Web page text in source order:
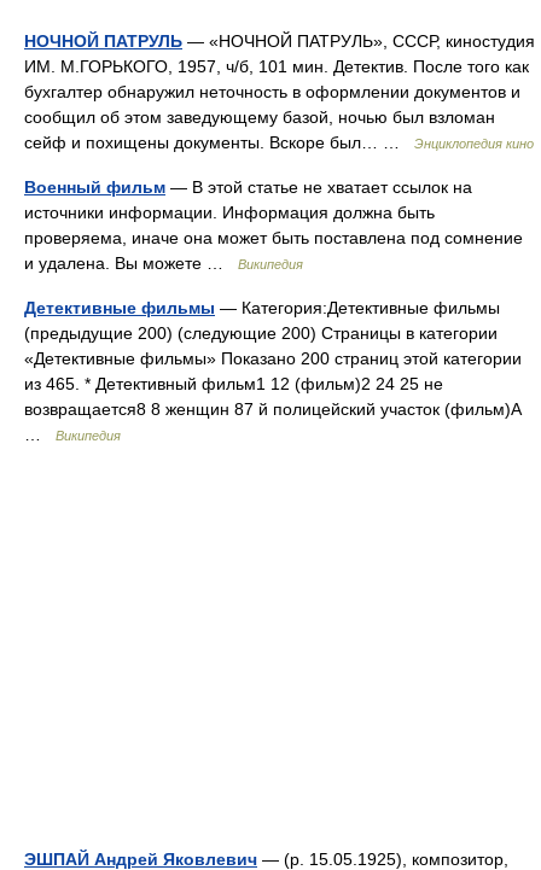
НОЧНОЙ ПАТРУЛЬ — «НОЧНОЙ ПАТРУЛЬ», СССР, киностудия
ИМ. М.ГОРЬКОГО, 1957, ч/б, 101 мин. Детектив. После того как
бухгалтер обнаружил неточность в оформлении документов и
сообщил об этом заведующему базой, ночью был взломан
сейф и похищены документы. Вскоре был… …
Энциклопедия кино
Военный фильм — В этой статье не хватает ссылок на
источники информации. Информация должна быть
проверяема, иначе она может быть поставлена под сомнение
и удалена. Вы можете …
Википедия
Детективные фильмы — Категория:Детективные фильмы
(предыдущие 200) (следующие 200) Страницы в категории
«Детективные фильмы» Показано 200 страниц этой категории
из 465. * Детективный фильм1 12 (фильм)2 24 25 не
возвращается8 8 женщин 87 й полицейский участок (фильм)А
Википедия
ЭШПАЙ Андрей Яковлевич — (р. 15.05.1925), композитор,